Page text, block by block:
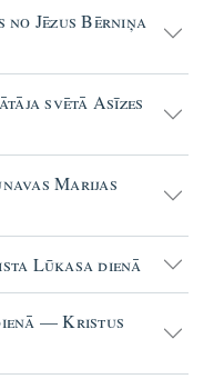
Jēzus Bērniņa
svētā Asīzes
Marijas
Lūkasa dienā
— Kristus